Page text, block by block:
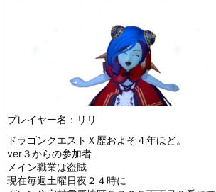
プレイヤー名：リリ
ドラゴンクエストＸ歴およそ４年ほど。
ver３からの参加者
メイン職業は盗賊
現在毎週土曜日夜２４時に